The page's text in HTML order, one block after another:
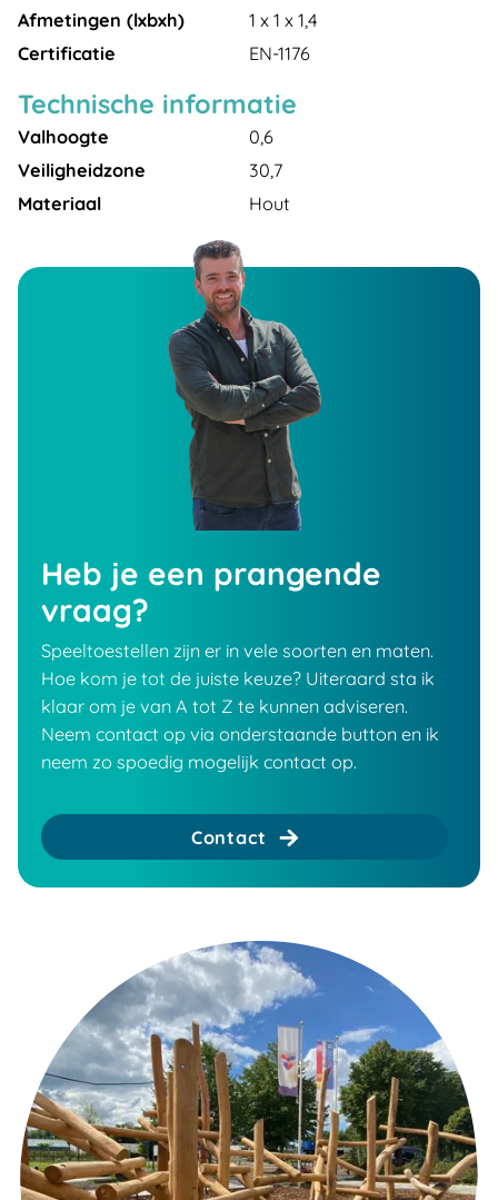
Afmetingen (lxbxh)
1 x 1 x 1,4
Certificatie
EN-1176
Technische informatie
Valhoogte
0,6
Veiligheidzone
30,7
Materiaal
Hout
Heb je een prangende
vraag?
Speeltoestellen zijn er in vele soorten en maten.
Hoe kom je tot de juiste keuze? Uiteraard sta ik
klaar om je van A tot Z te kunnen adviseren.
Neem contact op via onderstaande button en ik
neem zo spoedig mogelijk contact op.
Contact